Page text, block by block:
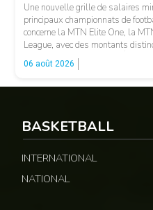
Une nouvelle grille de salaires
principaux championnats de
concerne la MTN Elite One, la
League, avec des montants
fonctions. LA SUITE APRÈS LA
relayées par Allez Les Lions, […]
06 août 2026
BASKETBALL
INTERNATIONAL
NATIONAL